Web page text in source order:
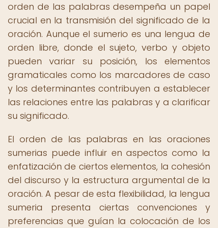
orden de las palabras desempeña un papel
crucial en la transmisión del significado de la
oración. Aunque el sumerio es una lengua de
orden libre, donde el sujeto, verbo y objeto
pueden variar su posición, los elementos
gramaticales como los marcadores de caso
y los determinantes contribuyen a establecer
las relaciones entre las palabras y a clarificar
su significado.
El orden de las palabras en las oraciones
sumerias puede influir en aspectos como la
enfatización de ciertos elementos, la cohesión
del discurso y la estructura argumental de la
oración. A pesar de esta flexibilidad, la lengua
sumeria presenta ciertas convenciones y
preferencias que guían la colocación de los